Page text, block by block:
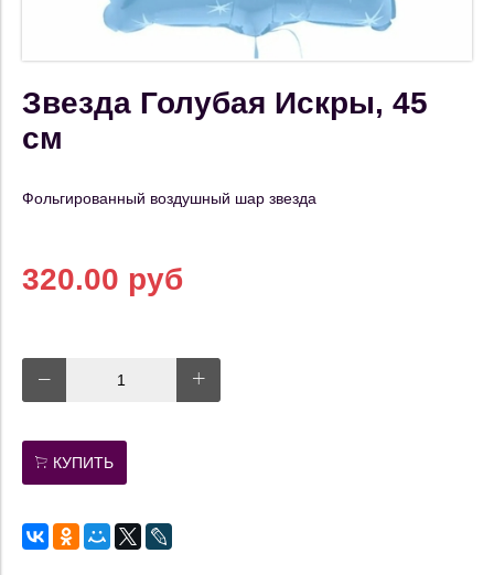
Звезда Голубая Искры, 45
см
Фольгированный воздушный шар звезда
320.00 руб
КУПИТЬ